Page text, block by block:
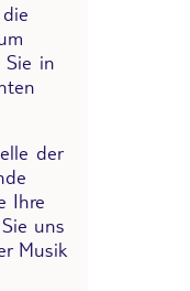
Sie in
der
Ihre
uns
Musik